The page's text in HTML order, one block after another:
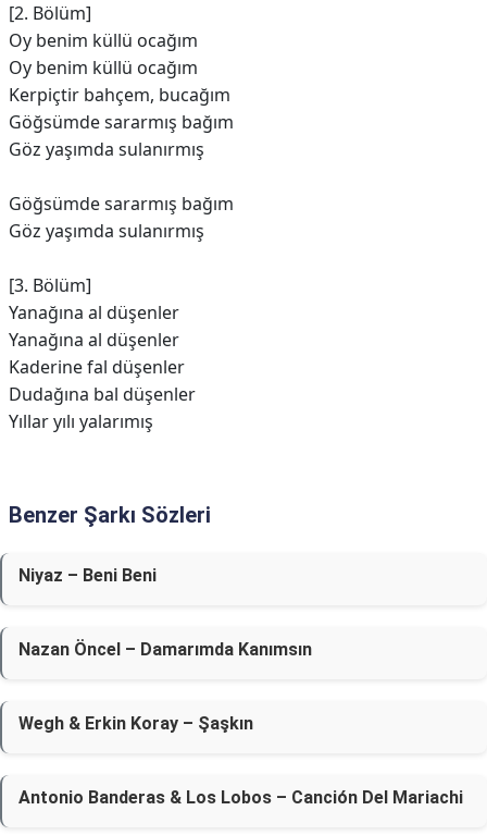
[2. Bölüm]
Oy benim küllü ocağım
Oy benim küllü ocağım
Kerpiçtir bahçem, bucağım
Göğsümde sararmış bağım
Göz yaşımda sulanırmış
Göğsümde sararmış bağım
Göz yaşımda sulanırmış
[3. Bölüm]
Yanağına al düşenler
Yanağına al düşenler
Kaderine fal düşenler
Dudağına bal düşenler
Yıllar yılı yalarımış
Benzer Şarkı Sözleri
Niyaz – Beni Beni
Nazan Öncel – Damarımda Kanımsın
Wegh & Erkin Koray – Şaşkın
Antonio Banderas & Los Lobos – Canción Del Mariachi